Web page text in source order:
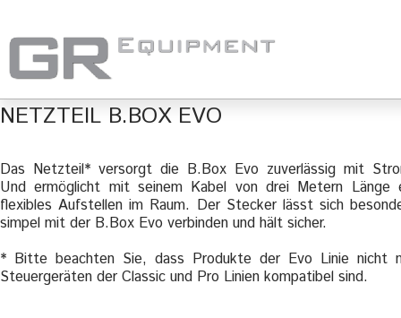
NETZTEIL B.BOX EVO
Das Netzteil* versorgt die B.Box Evo zuverlässig mit
Und ermöglicht mit seinem Kabel von drei Metern Länge
flexibles Aufstellen im Raum. Der Stecker lässt sich
simpel mit der B.Box Evo verbinden und hält sicher.
* Bitte beachten Sie, dass Produkte der Evo Linie nicht
Steuergeräten der Classic und Pro Linien kompatibel sind.